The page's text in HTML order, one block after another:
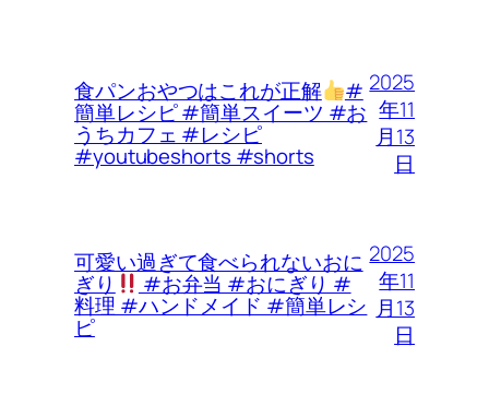
食パンおやつはこれが正解 #
簡単レシピ #簡単スイーツ #お
うちカフェ #レシピ
#youtubeshorts #shorts
2025
年11
月13
日
可愛い過ぎて食べられないおに
ぎり #お弁当 #おにぎり #
料理 #ハンドメイド #簡単レシ
ピ
2025
年11
月13
日